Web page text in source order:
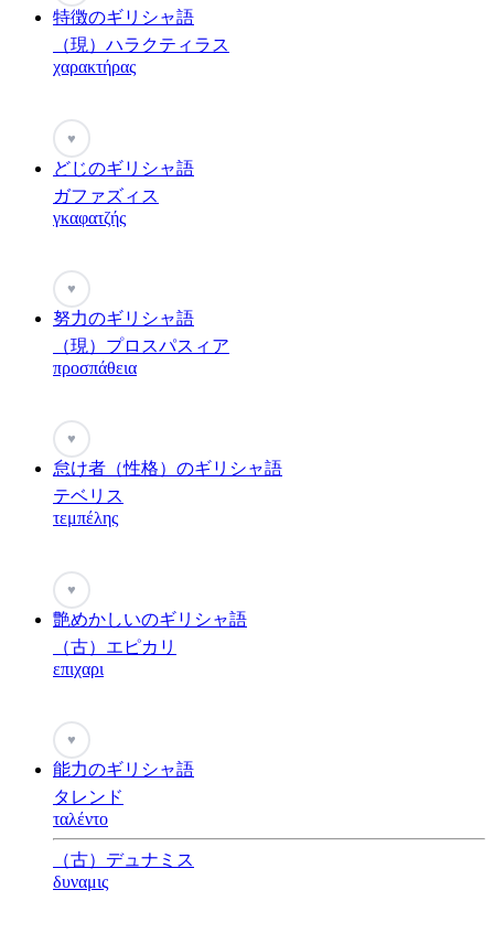
特徴のギリシャ語
（現）ハラクティラス
χαρακτήρας
♥
どじのギリシャ語
ガファズィス
γκαφατζής
♥
努力のギリシャ語
（現）プロスパスィア
προσπάθεια
♥
怠け者（性格）のギリシャ語
テベリス
τεμπέλης
♥
艶めかしいのギリシャ語
（古）エピカリ
επιχαρι
♥
能力のギリシャ語
タレンド
ταλέντο
（古）デュナミス
δυναμις